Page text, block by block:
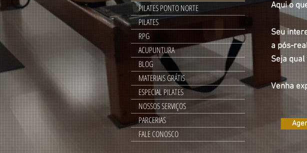
Aqui o
Seu
a pós-
Seja
Venha
PILATES PONTO NORTE
PILATES
RPG
ACUPUNTURA
BLOG
MATERIAIS GRÁTIS
ESPECIAL PILATES
NOSSOS SERVIÇOS
PARCERIAS
FALE CONOSCO